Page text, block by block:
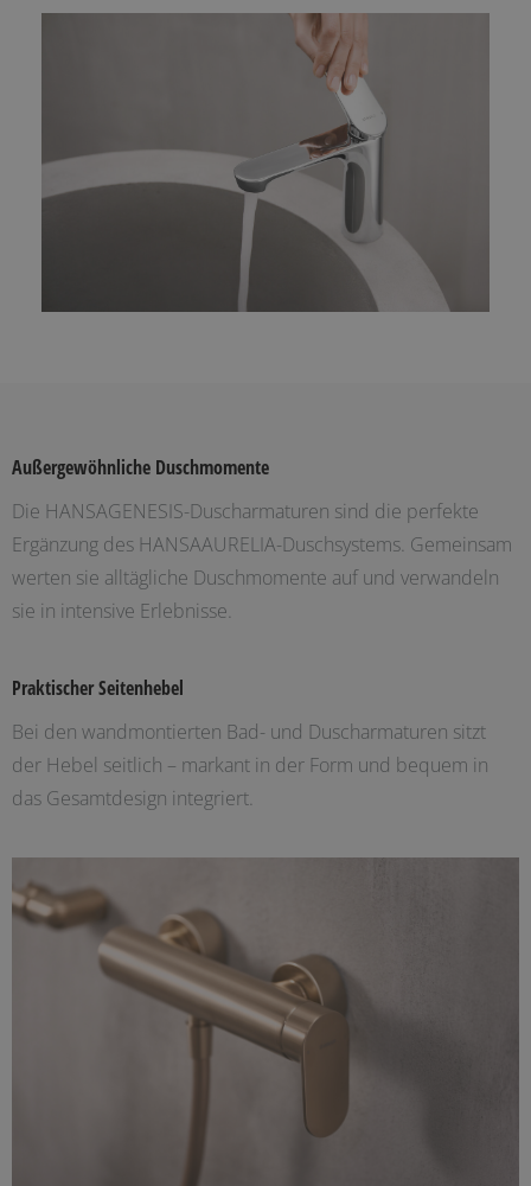
Außergewöhnliche Duschmomente
Die HANSAGENESIS-Duscharmaturen sind die perfekte
Ergänzung des HANSAAURELIA-Duschsystems. Gemeinsam
werten sie alltägliche Duschmomente auf und verwandeln
sie in intensive Erlebnisse.
Praktischer Seitenhebel
Bei den wandmontierten Bad- und Duscharmaturen sitzt
der Hebel seitlich – markant in der Form und bequem in
das Gesamtdesign integriert.